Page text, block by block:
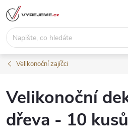
Přejít
na
obsah
Velikonoční zajíčci
Velikonoční
dřeva - 10 kusů